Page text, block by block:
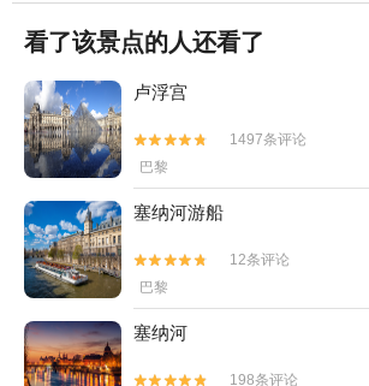
看了该景点的人还看了
卢浮宫


1497条评论
巴黎
塞纳河游船


12条评论
巴黎
塞纳河

 198条评论